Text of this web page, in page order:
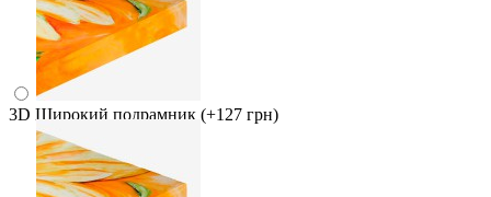
3D Широкий подрамник (+127 грн)